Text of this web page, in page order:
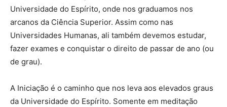
Universidade do Espírito, onde nos graduamos nos
arcanos da Ciência Superior. Assim como nas
Universidades Humanas, ali também devemos estudar,
fazer exames e conquistar o direito de passar de ano (ou
de grau).
A Iniciação é o caminho que nos leva aos elevados graus
da Universidade do Espírito. Somente em meditação